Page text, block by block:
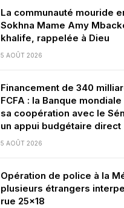
La communauté mouride
Sokhna Mame Amy
khalife, rappelée à Dieu
5 AOÛT 2026
Financement de 340
FCFA : la Banque
sa coopération avec le
un appui budgétaire direct
5 AOÛT 2026
Opération de police à la
plusieurs étrangers
rue 25×18